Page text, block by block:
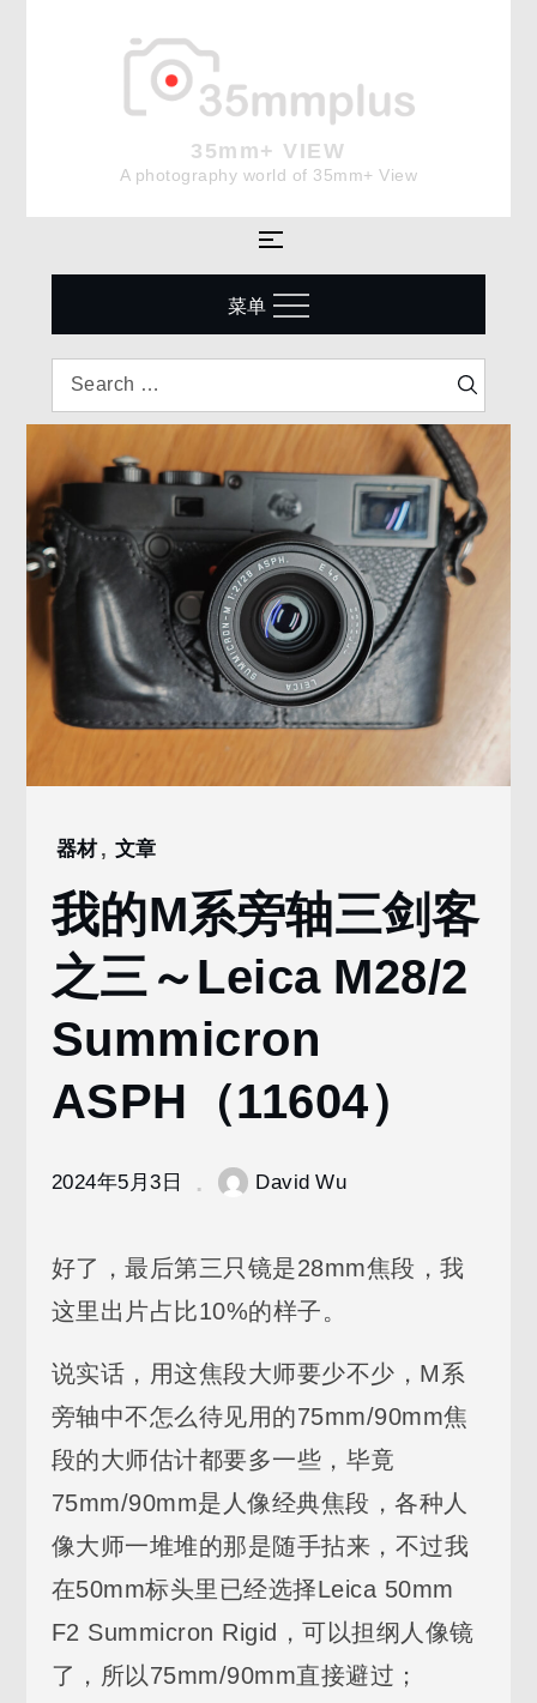
35mm+ VIEW
A photography world of 35mm+ View
菜单
for:
Search
Home
5
月
3
我的M系旁轴三
剑客之三～Leica
M28/2
Summicron
ASPH（11604）
器材, 文章
我的M系旁轴三剑客
之三～Leica M28/2
Summicron
ASPH（11604）
2024年5月3日 David Wu
好了，最后第三只镜是28mm焦段，我
这里出片占比10%的样子。
说实话，用这焦段大师要少不少，M系
旁轴中不怎么待见用的75mm/90mm焦
段的大师估计都要多一些，毕竟
75mm/90mm是人像经典焦段，各种人
像大师一堆堆的那是随手拈来，不过我
在50mm标头里已经选择Leica 50mm
F2 Summicron Rigid，可以担纲人像镜
了，所以75mm/90mm直接避过；